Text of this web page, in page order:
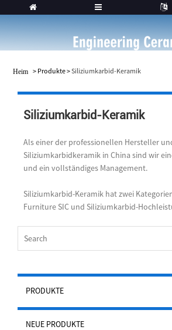
Heim > Produkte>Siliziumkarbid-Keramik
Siliziumkarbid-Keramik
Als einer der professionellen Hersteller
Siliziumkarbidkeramik in China sind wir
und ein vollständiges Management.
Siliziumkarbid-Keramik hat zwei
Furniture SIC und Siliziumkarbid-
PRODUKTE
NEUE PRODUKTE